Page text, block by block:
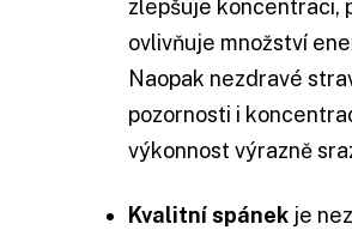
zlepšuje koncentraci,
ovlivňuje množství
Naopak nezdravé
pozornosti i
výkonnost výrazně
Kvalitní spánek je